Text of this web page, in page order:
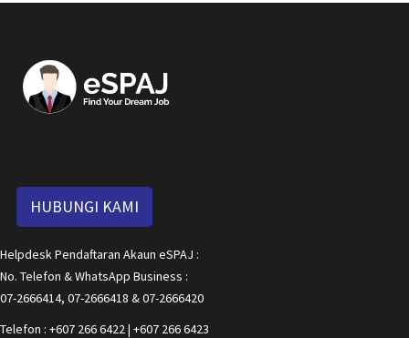
HUBUNGI KAMI
Helpdesk Pendaftaran Akaun eSPAJ :
No. Telefon & WhatsApp Business :
07-2666414, 07-2666418 & 07-2666420
Telefon : +607 266 6422 | +607 266 6423